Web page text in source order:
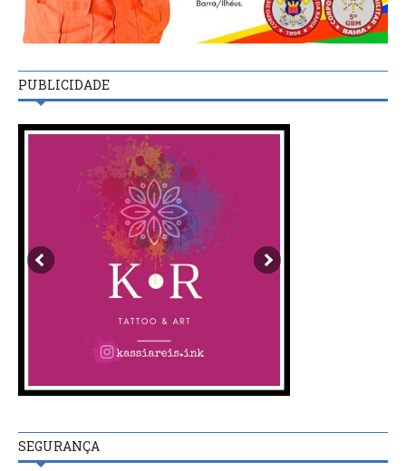
PUBLICIDADE
SEGURANÇA